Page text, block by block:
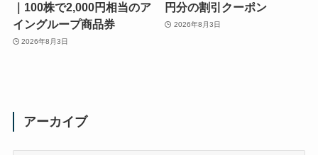
｜100株で2,000円相当のア
イングループ商品券
2026年8月3日
円分の割引クーポン
2026年8月3日
アーカイブ